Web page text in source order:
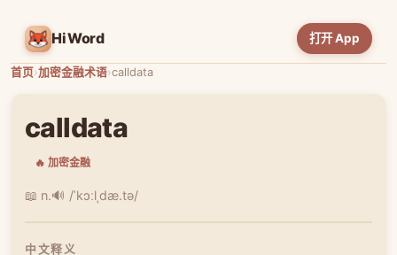
HiWord 打开 App
首页›加密金融术语›calldata
calldata
🔥 加密金融
📖 n.🔊 /ˈkɔːlˌdæ.tə/
中文释义